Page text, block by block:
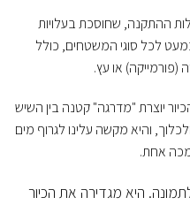
ההתקנה, שחוסכת בעלויות
לכל סוגי המשטחים, כולל
או עץ.
יוצרת "מדרגה" קטנה בין השיש
והיא מקשה עלינו לגרוף מים
אחת.
היא מגדירה את הכיור